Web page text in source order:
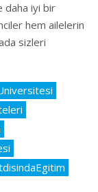
daha iyi bir
hem ailelerin
sizleri